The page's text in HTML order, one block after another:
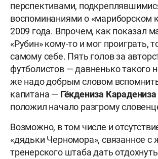
перспективами,
воспоминаниями о «мариборском
2009 года. Впрочем, как показал
«Рубин» кому-то и мог проиграть,
самому себе. Пять голов за
футболистов — давненько такого
же надо добрым словом
капитана — Гёкдениза Карадениза
положил начало разгрому
Возможно, в том числе и
«дядьки Черномора», связанное с
тренерского штаба дать